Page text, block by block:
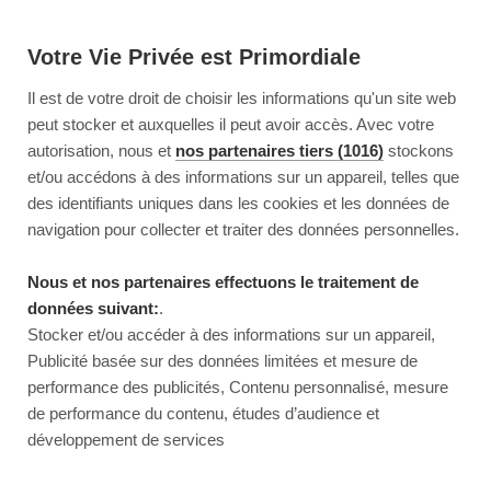
Votre Vie Privée est Primordiale
Il est de votre droit de choisir les informations qu'un site web
peut stocker et auxquelles il peut avoir accès. Avec votre
autorisation, nous et nos partenaires tiers (1016) stockons
et/ou accédons à des informations sur un appareil, telles que
des identifiants uniques dans les cookies et les données de
navigation pour collecter et traiter des données personnelles.
Nous et nos partenaires effectuons le traitement de
données suivant:.
Stocker et/ou accéder à des informations sur un appareil,
Publicité basée sur des données limitées et mesure de
performance des publicités, Contenu personnalisé, mesure
de performance du contenu, études d’audience et
développement de services